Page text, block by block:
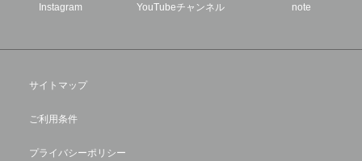
Instagram YouTubeチャンネル note
サイトマップ
ご利用条件
プライバシーポリシー